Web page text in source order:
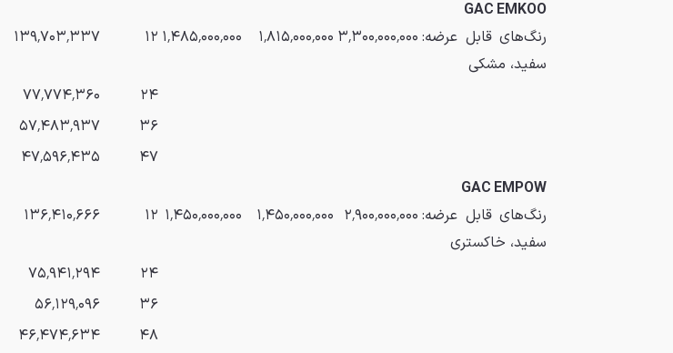
GAC EMKOO
رنگ‌های قابل عرضه:
سفید، مشکی
۳٬۳۰۰٬۰۰۰٬۰۰۰ ۱٬۸۱۵٬۰۰۰٬۰۰۰ ۱٬۴۸۵٬۰۰۰٬۰۰۰ ۱۲ ۱۳۹٬۷۰۳٬۳۳۷
۲۴
۷۷٬۷۷۴٬۳۶۰
۳۶
۵۷٬۴۸۳٬۹۳۷
۴۷
۴۷٬۵۹۶٬۴۳۵
GAC EMPOW
رنگ‌های قابل عرضه:
سفید، خاکستری
۲٬۹۰۰٬۰۰۰٬۰۰۰ ۱٬۴۵۰٬۰۰۰٬۰۰۰ ۱٬۴۵۰٬۰۰۰٬۰۰۰ ۱۲ ۱۳۶٬۴۱۰٬۶۶۶
۲۴
۷۵٬۹۴۱٬۲۹۴
۳۶
۵۶٬۱۲۹٬۰۹۶
۴۸
۴۶٬۴۷۴٬۶۳۴